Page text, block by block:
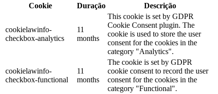
Cookie
Duração Descrição
cookielawinfo-
checkbox-analytics
11
months
This cookie is set by GDPR
Cookie Consent plugin. The
cookie is used to store the user
consent for the cookies in the
category "Analytics".
cookielawinfo-
checkbox-functional
11
months
The cookie is set by GDPR
cookie consent to record the user
consent for the cookies in the
category "Functional".